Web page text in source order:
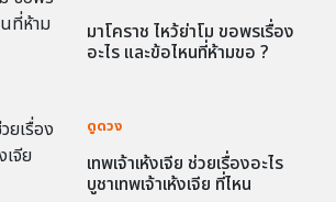
มาโคราช ไหว้ย่าโม ขอพรเรื่อง
อะไร และข้อไหนที่ห้ามขอ ?
ดูดวง
เทพเจ้าเห้งเจีย ช่วยเรื่องอะไร
บูชาเทพเจ้าเห้งเจีย ที่ไหน